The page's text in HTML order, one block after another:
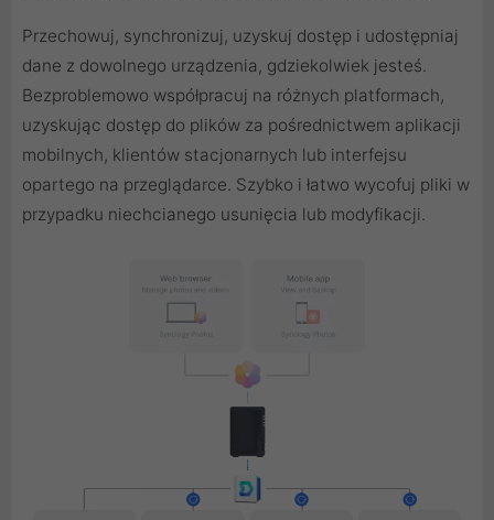
Przechowuj, synchronizuj, uzyskuj dostęp i udostępniaj
dane z dowolnego urządzenia, gdziekolwiek jesteś.
Bezproblemowo współpracuj na różnych platformach,
uzyskując dostęp do plików za pośrednictwem aplikacji
mobilnych, klientów stacjonarnych lub interfejsu
opartego na przeglądarce. Szybko i łatwo wycofuj pliki w
przypadku niechcianego usunięcia lub modyfikacji.